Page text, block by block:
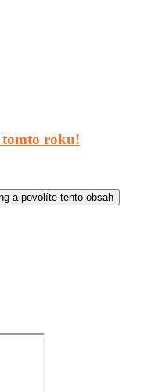
roku!
a povolíte tento obsah